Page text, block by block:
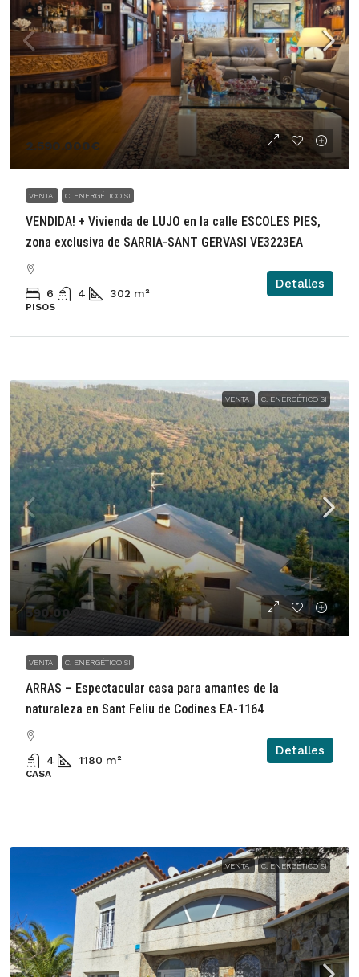
2.590.000€
VENTA C. ENERGÉTICO SI
VENDIDA! + Vivienda de LUJO en la calle ESCOLES PIES,
zona exclusiva de SARRIA-SANT GERVASI VE3223EA
6 4 302 m²
PISOS
Detalles
VENTA C. ENERGÉTICO SI
590.000€
VENTA C. ENERGÉTICO SI
ARRAS – Espectacular casa para amantes de la
naturaleza en Sant Feliu de Codines EA-1164
4 1180 m²
CASA
Detalles
VENTA C. ENERGÉTICO SI